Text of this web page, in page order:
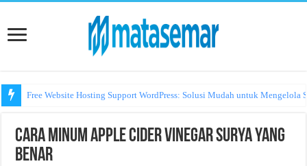
Free Website Hosting Support WordPress: Solusi Mudah untuk Mengelola
Cara Minum Apple Cider Vinegar Surya yang
Benar